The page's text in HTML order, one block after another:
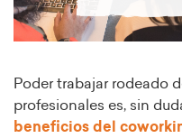
Poder trabajar rodeado
profesionales es, sin
beneficios del